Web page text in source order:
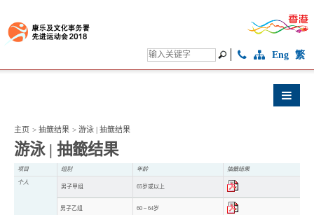
Eng 繁
主页 > 抽籤结果 > 游泳 | 抽籤结果
游泳 | 抽籤结果
项目 组别 年龄 抽籤结果
个人
男子甲组 65岁或以上
男子乙组 60 – 64岁